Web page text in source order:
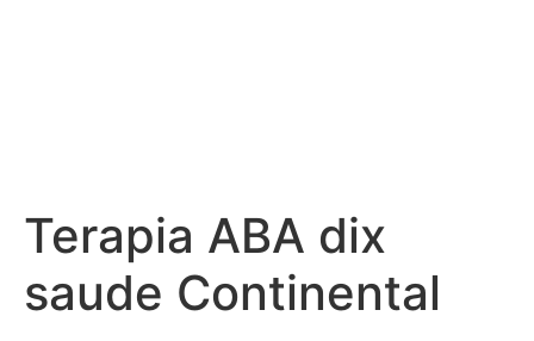
Terapia ABA dix
saude Continental